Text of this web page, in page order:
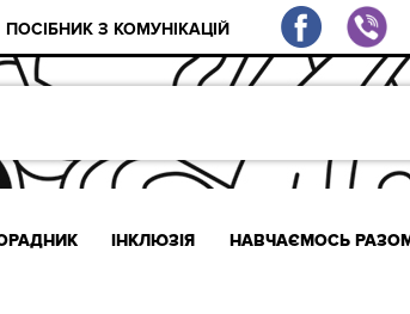
ПОСІБНИК З КОМУНІКАЦІЙ
ІНКЛЮЗІЯ НАВЧАЄМОСЬ